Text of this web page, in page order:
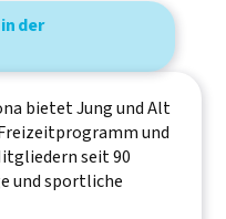
der
bietet Jung und Alt
und
seit 90
und sportliche